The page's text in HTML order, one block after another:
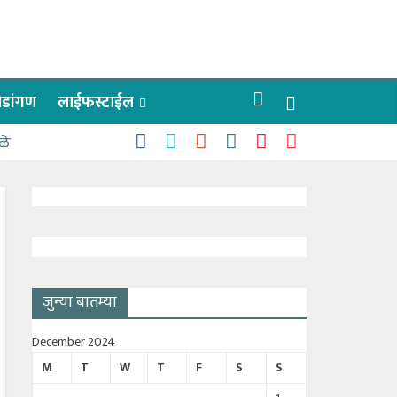
लाईफस्टाईल
जुन्या बातम्या
December 2024
M
T W T F S
S